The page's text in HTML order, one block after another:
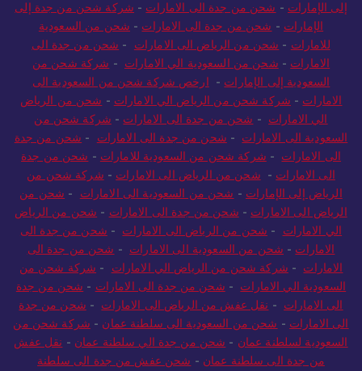
إلى الإمارات - شحن من جدة الى الامارات - شركة شحن من جدة إلى
الإمارات - شحن من جدة الى الامارات - شحن من السعودية
للامارات - شحن من الرياض الى الامارات - شحن من جدة الى
الامارات - شحن من السعودية الي الامارات - شركة شحن من
السعودية إلى الإمارات - ارخص شركة شحن من السعودية الى
الامارات - شركة شحن من الرياض الي الامارات - شحن من الرياض
الي الامارات - شحن من جدة الى الامارات - شركة شحن من
السعودية الى الامارات - شحن من جدة الى الامارات - شحن من جدة
الى الامارات - شركة شحن من السعودية للامارات - شحن من جدة
الى الامارات - شحن من الرياض الى الامارات - شركة شحن من
الرياض إلى الإمارات - شحن من السعودية الى الامارات - شحن من
الرياض الى الامارات - شحن من جدة الى الامارات - شحن من الرياض
الي الامارات - شحن من الرياض الى الامارات - شحن من جدة الى
الامارات - شحن من السعودية الى الامارات - شحن من جدة الى
الامارات - شركة شحن من الرياض الي الامارات - شركة شحن من
السعودية الي الامارات - شحن من جدة الى الامارات - شحن من جدة
الى الامارات - نقل عفش من الرياض الى الامارات - شحن من جدة
الى الامارات - شحن من السعودية الى سلطنة عمان - شركة شحن من
السعودية لسلطنة عمان - شحن من جدة الي سلطنة عمان - نقل عفش
من جدة الى سلطنة عمان - شحن عفش من جدة الى سلطنة